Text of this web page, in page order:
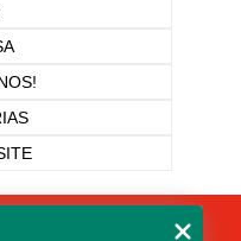
9610 de 19/02/1998)